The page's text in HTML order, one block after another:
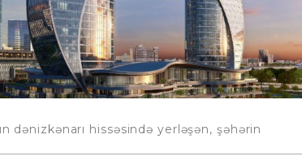
dənizkənarı hissəsində yerləşən, şəhərin